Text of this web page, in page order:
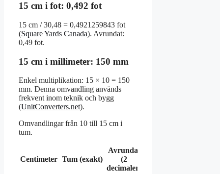
15 cm i fot: 0,492 fot
15 cm / 30,48 = 0,4921259843 fot
(Square Yards Canada). Avrundat:
0,49 fot.
15 cm i millimeter: 150 mm
Enkel multiplikation: 15 × 10 = 150
mm. Denna omvandling används
frekvent inom teknik och bygg
(UnitConverters.net).
Omvandlingar från 10 till 15 cm i
tum.
Centimeter Tum (exakt)
Avrundat
(2
decimaler)